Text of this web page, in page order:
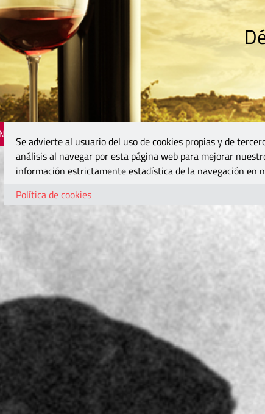
Se advierte al usuario del uso de cookies propias y de
análisis al navegar por esta página web para mejorar
información estrictamente estadística de la navegación en
Política de cookies